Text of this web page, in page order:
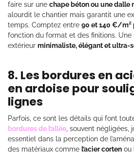
faire sur une chape béton ou une dalle
alourdit le chantier mais garantit une
temps. Comptez entre 90 et 140 €/m²
fonction du format et des finitions.
extérieur minimaliste, élégant et ultra-
8. Les bordures en
en ardoise pour
lignes
Parfois, ce sont les détails qui font
bordures de l’allée , souvent
essentiel dans la perception de
des matériaux comme l’acier corten ou